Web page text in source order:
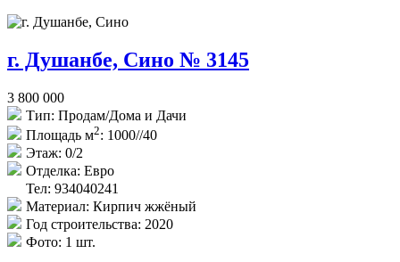
г. Душанбе, Сино № 3145
3 800 000
Тип: Продам/Дома и Дачи
Площадь м2: 1000//40
Этаж: 0/2
Отделка: Евро
Тел: 934040241
Материал: Кирпич жжёный
Год строительства: 2020
Фото: 1 шт.